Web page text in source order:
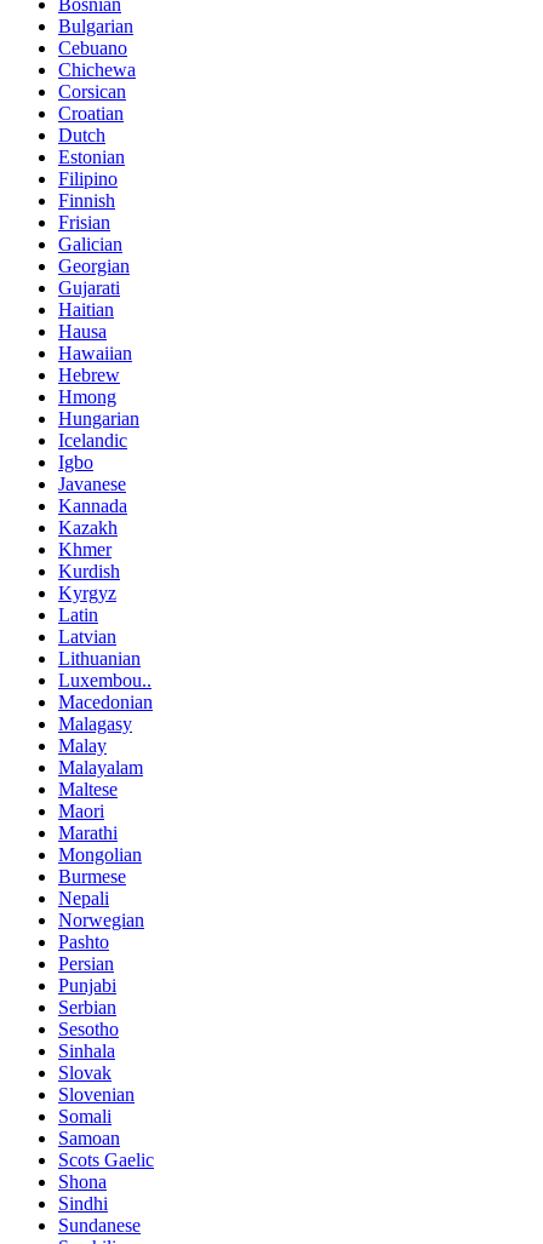
Bosnian
Bulgarian
Cebuano
Chichewa
Corsican
Croatian
Dutch
Estonian
Filipino
Finnish
Frisian
Galician
Georgian
Gujarati
Haitian
Hausa
Hawaiian
Hebrew
Hmong
Hungarian
Icelandic
Igbo
Javanese
Kannada
Kazakh
Khmer
Kurdish
Kyrgyz
Latin
Latvian
Lithuanian
Luxembou..
Macedonian
Malagasy
Malay
Malayalam
Maltese
Maori
Marathi
Mongolian
Burmese
Nepali
Norwegian
Pashto
Persian
Punjabi
Serbian
Sesotho
Sinhala
Slovak
Slovenian
Somali
Samoan
Scots Gaelic
Shona
Sindhi
Sundanese